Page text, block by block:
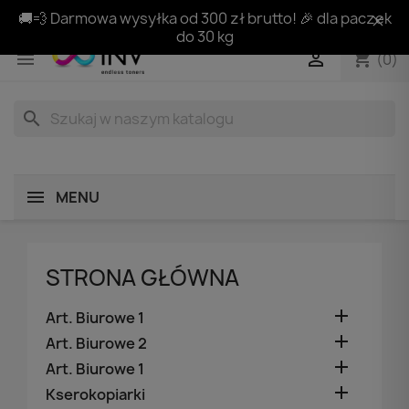
🚚💨 Darmowa wysyłka od 300 zł brutto! 🎉 dla paczek
do 30 kg
 shopping_cart(0)

search
MENU
STRONA GŁÓWNA
Art. Biurowe 1 
Art. Biurowe 2 
Art. Biurowe 1 
Kserokopiarki 